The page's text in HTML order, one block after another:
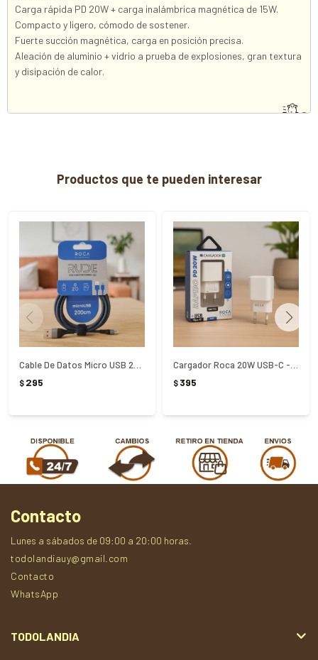
Carga rápida PD 20W + carga inalámbrica magnética de 15W.
Compacto y ligero, cómodo de sostener.
Fuerte succión magnética, carga en posición precisa.
Aleación de aluminio + vidrio a prueba de explosiones, gran textura
y disipación de calor.
Productos que te pueden interesar
$ 295 $ 395
Contacto
Lunes a sábados de 09:00 a 20:00 horas.
todolandiauy@gmail.com
Contacto
WhatsApp
TODOLANDIA